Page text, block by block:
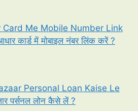
Card Me Mobile Number Link
कार्ड में मोबाइल नंबर लिंक करें ?
Personal Loan Kaise Le
पर्सनल लोन कैसे लें ?